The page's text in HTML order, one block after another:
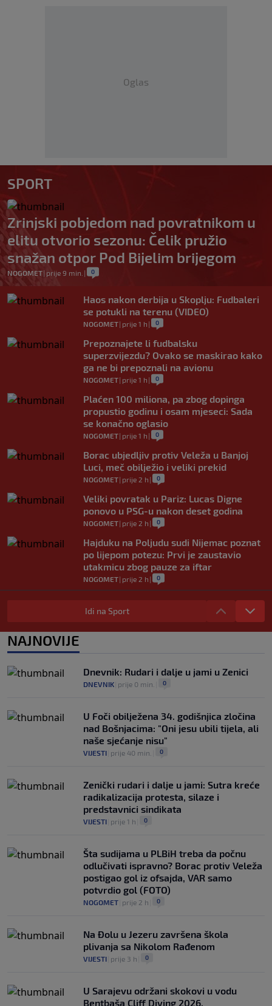
Oglas
SPORT
Zrinjski pobjedom nad povratnikom u
elitu otvorio sezonu: Čelik pružio
snažan otpor Pod Bijelim brijegom
NOGOMET| prije 9 min. | 0
Haos nakon derbija u Skoplju: Fudbaleri
se potukli na terenu (VIDEO)
NOGOMET| prije 1 h | 0
Prepoznajete li fudbalsku
superzvijezdu? Ovako se maskirao kako
ga ne bi prepoznali na avionu
NOGOMET| prije 1 h | 0
Plaćen 100 miliona, pa zbog dopinga
propustio godinu i osam mjeseci: Sada
se konačno oglasio
NOGOMET| prije 1 h | 0
Borac ubjedljiv protiv Veleža u Banjoj
Luci, meč obilježio i veliki prekid
NOGOMET| prije 2 h | 0
Veliki povratak u Pariz: Lucas Digne
ponovo u PSG-u nakon deset godina
NOGOMET| prije 2 h | 0
Hajduku na Poljudu sudi Nijemac poznat
po lijepom potezu: Prvi je zaustavio
utakmicu zbog pauze za iftar
NOGOMET| prije 2 h | 0
Asistencija iz auta kakva se rijetko viđa:
Napravio salto pa savršeno pronašao
0
legendi NBA lige
0
Idi na Sport
NAJNOVIJE
Dnevnik: Rudari i dalje u jami u Zenici
DNEVNIK prije 0 min. 0
U Foči obilježena 34. godišnjica zločina
nad Bošnjacima: "Oni jesu ubili tijela, ali
naše sjećanje nisu"
VIJESTI prije 40 min. 0
Zenički rudari i dalje u jami: Sutra kreće
radikalizacija protesta, silaze i
predstavnici sindikata
VIJESTI prije 1 h 0
Šta sudijama u PLBiH treba da počnu
odlučivati ispravno? Borac protiv Veleža
postigao gol iz ofsajda, VAR samo
potvrdio gol (FOTO)
NOGOMET prije 2 h 0
Na Đolu u Jezeru završena škola
plivanja sa Nikolom Rađenom
VIJESTI prije 3 h 0
U Sarajevu održani skokovi u vodu
Bentbaša Cliff Diving 2026.